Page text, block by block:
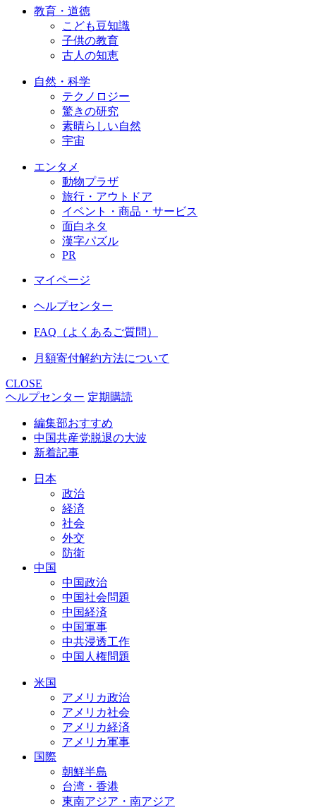
教育・道徳
こども豆知識
子供の教育
古人の知恵
自然・科学
テクノロジー
驚きの研究
素晴らしい自然
宇宙
エンタメ
動物プラザ
旅行・アウトドア
イベント・商品・サービス
面白ネタ
漢字パズル
PR
マイページ
ヘルプセンター
FAQ（よくあるご質問）
月額寄付解約方法について
CLOSE
ヘルプセンター 定期購読
編集部おすすめ
中国共産党脱退の大波
新着記事
日本
政治
経済
社会
外交
防衛
中国
中国政治
中国社会問題
中国経済
中国軍事
中共浸透工作
中国人権問題
米国
アメリカ政治
アメリカ社会
アメリカ経済
アメリカ軍事
国際
朝鮮半島
台湾・香港
東南アジア・南アジア